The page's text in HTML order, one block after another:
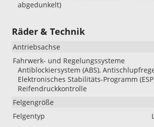
abgedunkelt)
Räder & Technik
Antriebsachse
Fahrwerk- und Regelungssysteme
Antiblockiersystem (ABS),
Elektronisches Stabilitäts-Programm
Reifendruckkontrolle
Felgengröße
Felgentyp